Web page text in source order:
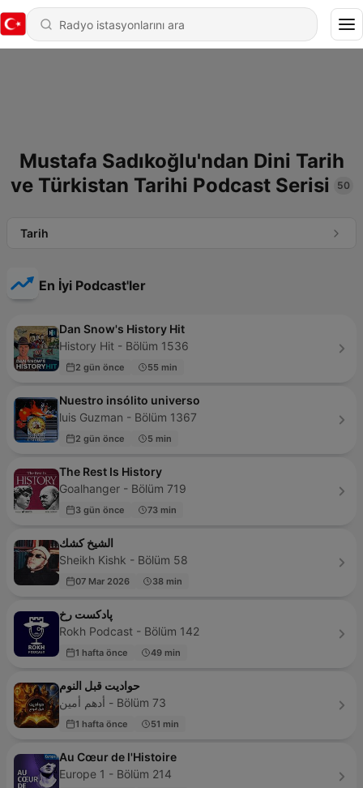
Mustafa Sadıkoğlu'ndan Dini Tarih
ve Türkistan Tarihi Podcast Serisi
50
Tarih
En İyi Podcast'ler
Dan Snow's History Hit
History Hit - Bölüm 1536
2 gün önce 55 min
Nuestro insólito universo
luis Guzman - Bölüm 1367
2 gün önce 5 min
The Rest Is History
Goalhanger - Bölüm 719
3 gün önce 73 min
الشيخ كشك
Sheikh Kishk - Bölüm 58
07 Mar 2026 38 min
پادکست رخ
Rokh Podcast - Bölüm 142
1 hafta önce 49 min
حواديت قبل النوم
أدهم أمين - Bölüm 73
1 hafta önce 51 min
Au Cœur de l'Histoire
Europe 1 - Bölüm 214